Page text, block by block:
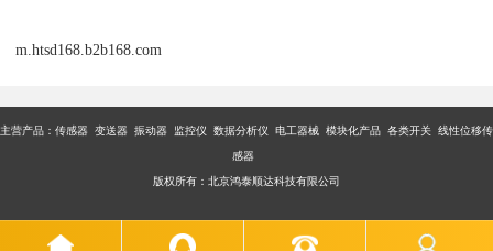
m.htsd168.b2b168.com
主营产品：传感器 变送器 振动器 监控仪 数据分析仪 电工器械 模块化产品 各类开关 线性位移传
感器
版权所有：北京鸿泰顺达科技有限公司